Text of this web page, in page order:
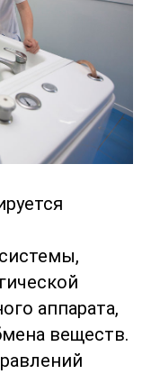
аппарата,
веществ.